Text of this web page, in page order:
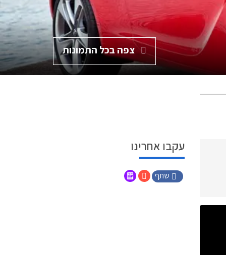
צפה בכל התמונות
עקבו אחרינו
שתף